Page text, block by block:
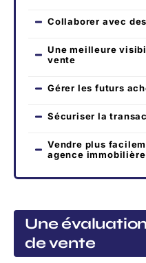
Collaborer avec
Une meilleure
vente
Gérer les futurs
Sécuriser la
Vendre plus
agence immobilière
Une
de vente